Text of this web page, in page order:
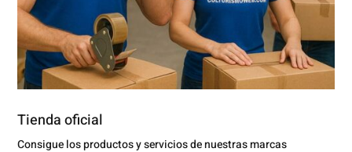
Tienda oficial
Consigue los productos y servicios de nuestras marcas